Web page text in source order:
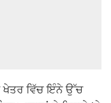
ਖੇਤਰ ਵਿੱਚ ਇੰਨੇ ਉੱਚ